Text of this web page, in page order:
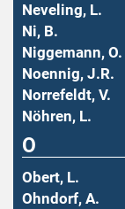
Neveling, L.
Ni, B.
Niggemann, O.
Noennig, J.R.
Norrefeldt, V.
Nöhren, L.
O
Obert, L.
Ohndorf, A.